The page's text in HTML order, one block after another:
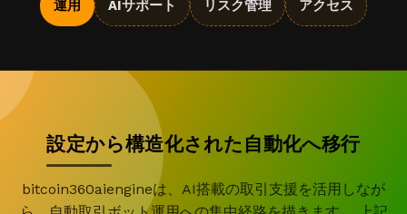
運用 AIサポート リスク管理 アクセス
設定から構造化された自動化へ移行
bitcoin360aiengineは、AI搭載の取引支援を活用しなが